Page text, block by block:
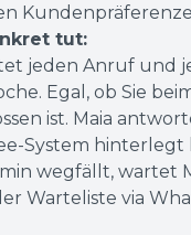
tut:
jeden Anruf und
Egal, ob Sie
ist. Maia
System hinterlegt
wegfällt, wartet
Warteliste via